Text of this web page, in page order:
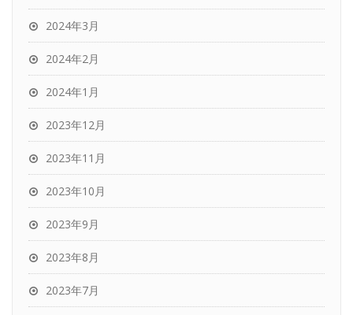
2024年3月
2024年2月
2024年1月
2023年12月
2023年11月
2023年10月
2023年9月
2023年8月
2023年7月